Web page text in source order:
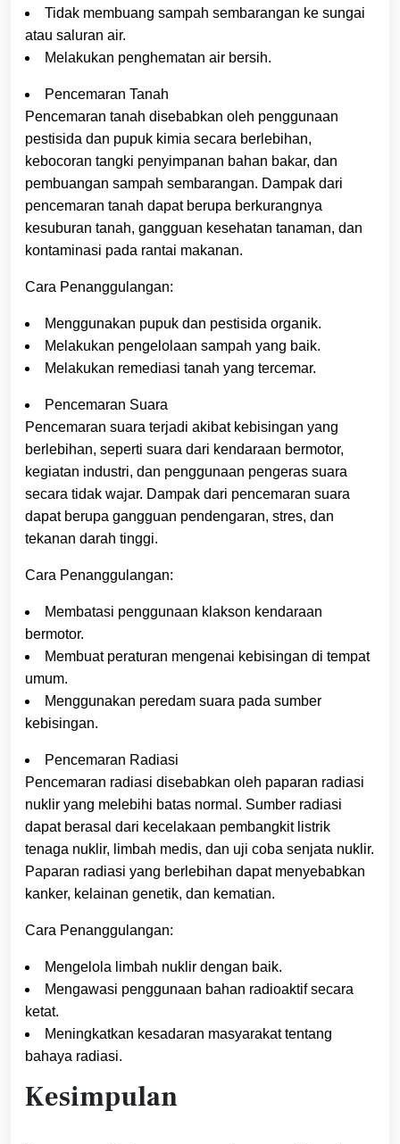
Tidak membuang sampah sembarangan ke sungai
atau saluran air.
Melakukan penghematan air bersih.
Pencemaran Tanah
Pencemaran tanah disebabkan oleh penggunaan
pestisida dan pupuk kimia secara berlebihan,
kebocoran tangki penyimpanan bahan bakar, dan
pembuangan sampah sembarangan. Dampak dari
pencemaran tanah dapat berupa berkurangnya
kesuburan tanah, gangguan kesehatan tanaman, dan
kontaminasi pada rantai makanan.
Cara Penanggulangan:
Menggunakan pupuk dan pestisida organik.
Melakukan pengelolaan sampah yang baik.
Melakukan remediasi tanah yang tercemar.
Pencemaran Suara
Pencemaran suara terjadi akibat kebisingan yang
berlebihan, seperti suara dari kendaraan bermotor,
kegiatan industri, dan penggunaan pengeras suara
secara tidak wajar. Dampak dari pencemaran suara
dapat berupa gangguan pendengaran, stres, dan
tekanan darah tinggi.
Cara Penanggulangan:
Membatasi penggunaan klakson kendaraan
bermotor.
Membuat peraturan mengenai kebisingan di tempat
umum.
Menggunakan peredam suara pada sumber
kebisingan.
Pencemaran Radiasi
Pencemaran radiasi disebabkan oleh paparan radiasi
nuklir yang melebihi batas normal. Sumber radiasi
dapat berasal dari kecelakaan pembangkit listrik
tenaga nuklir, limbah medis, dan uji coba senjata nuklir.
Paparan radiasi yang berlebihan dapat menyebabkan
kanker, kelainan genetik, dan kematian.
Cara Penanggulangan:
Mengelola limbah nuklir dengan baik.
Mengawasi penggunaan bahan radioaktif secara
ketat.
Meningkatkan kesadaran masyarakat tentang
bahaya radiasi.
Kesimpulan